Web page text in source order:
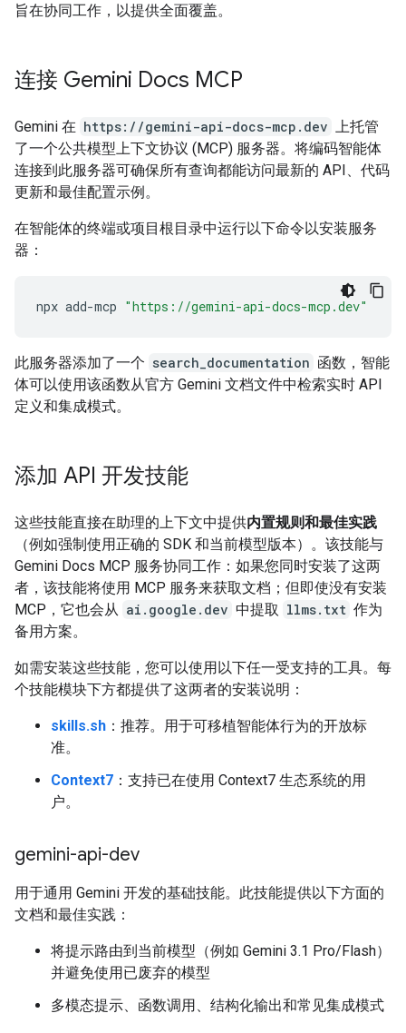
旨在协同工作，以提供全面覆盖。
连接 Gemini Docs MCP
Gemini 在 https://gemini-api-docs-mcp.dev 上托管
了一个公共模型上下文协议 (MCP) 服务器。将编码智能体
连接到此服务器可确保所有查询都能访问最新的 API、代码
更新和最佳配置示例。
在智能体的终端或项目根目录中运行以下命令以安装服务
器：
npx add-mcp "https://gemini-api-docs-mcp.dev"
此服务器添加了一个 search_documentation 函数，智能
体可以使用该函数从官方 Gemini 文档文件中检索实时 API
定义和集成模式。
添加 API 开发技能
这些技能直接在助理的上下文中提供内置规则和最佳实践
（例如强制使用正确的 SDK 和当前模型版本）。该技能与
Gemini Docs MCP 服务协同工作：如果您同时安装了这两
者，该技能将使用 MCP 服务来获取文档；但即使没有安装
MCP，它也会从 ai.google.dev 中提取 llms.txt 作为
备用方案。
如需安装这些技能，您可以使用以下任一受支持的工具。每
个技能模块下方都提供了这两者的安装说明：
skills.sh ：推荐。用于可移植智能体行为的开放标
准。
Context7 ：支持已在使用 Context7 生态系统的用
户。
gemini-api-dev
用于通用 Gemini 开发的基础技能。此技能提供以下方面的
文档和最佳实践：
将提示路由到当前模型（例如 Gemini 3.1 Pro/Flash）
并避免使用已废弃的模型
多模态提示、函数调用、结构化输出和常见集成模式